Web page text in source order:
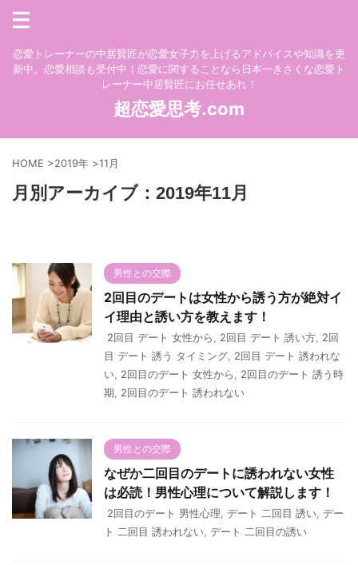
恋愛トレーナーの中居賢匠が恋愛女子力を上げるアドバイスや知識を更
新中。恋愛相談も受付中！恋愛に関することなら日本一きさくな恋愛ト
レーナー中居賢匠にお任せあれ！
超恋愛思考.com
HOME >2019年 >11月
月別アーカイブ：2019年11月
男性との交際
2回目のデートは女性から誘う方が絶対イ
イ理由と誘い方を教えます！
2回目 デート 女性から 2回目 デート 誘い方 2回
目 デート 誘う タイミング 2回目 デート 誘われな
い 2回目のデート 女性から
2回目のデート 誘う時
期
2回目のデート 誘われない
男性との交際
なぜか二回目のデートに誘われない女性
は必読！男性心理について解説します！
2回目のデート 男性心理 デート 二回目 誘い デー
ト 二回目 誘われない デート 二回目の誘い